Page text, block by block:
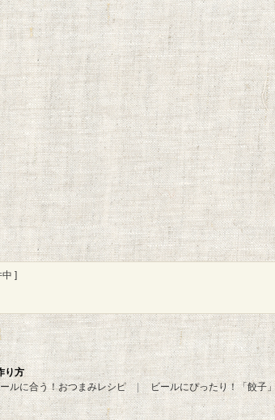
]
り方
ルに合う！おつまみレシピ ビールにぴったり！「餃子」